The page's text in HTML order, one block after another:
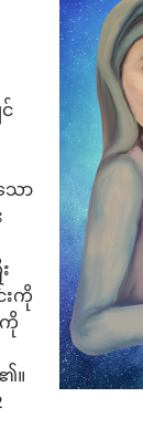
ော
းကို
ကို
။